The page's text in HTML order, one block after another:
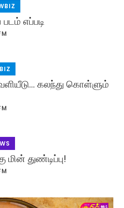
எப்படி
கலந்து கொள்ளும்
துண்டிப்பு!